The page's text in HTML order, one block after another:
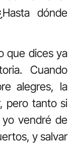
dónde
que dices ya
Cuando
alegres, la
pero tanto si
vendré de
y salvar